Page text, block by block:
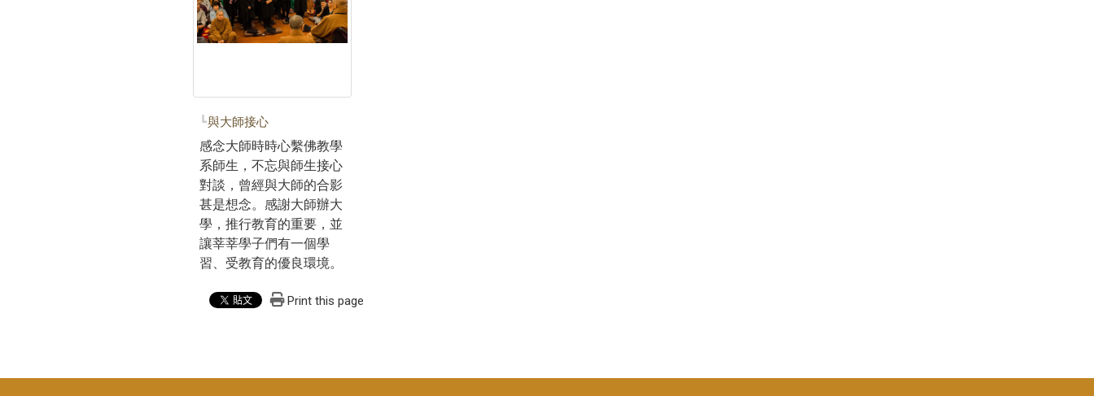
與大師接心
感念大師時時心繫佛教學
系師生，不忘與師生接心
對談，曾經與大師的合影
甚是想念。感謝大師辦大
學，推行教育的重要，並
讓莘莘學子們有一個學
習、受教育的優良環境。
Print this page